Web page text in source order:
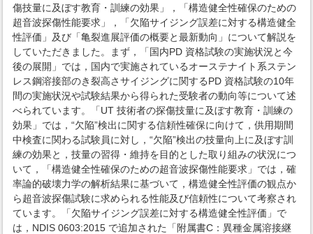
傷技量に及ぼす教育・訓練の効果」，「構造健全性確保のための
超音波探傷性能要求」，「欠陥サイジング誤差に対する構造健全
性評価」及び「亀裂進展評価の概要と最新動向」について解説を
していただきました。まず，「国内PD 資格試験の実施状況と今
後の展開」では，国内で実施されているオーステナイト系ステン
レス鋼溶接部のき裂高さサイジングに関するPD 資格試験の10年
間の実施状況や試験結果から得られた受験者の動向等について述
べられています。「UT 技術者の探傷技量に及ぼす教育・訓練の
効果」では，“欠陥”検出に関する信頼性確保に向けて，供用期間
中検査に関わる試験員に対し，“欠陥”検出の技量向上に及ぼす訓
練の効果と，技量の習得・維持を目的とした取り組みの状況につ
いて，「構造健全性確保のための超音波探傷性能要求」では，確
率論的破壊力学の解析結果に基づいて，構造健全性評価の観点か
ら超音波探傷試験に求められる性能及び信頼性について考察され
ています。「欠陥サイジング誤差に対する構造健全性評価」で
は，NDIS 0603:2015 で追加された「附属書C：異種金属溶接継